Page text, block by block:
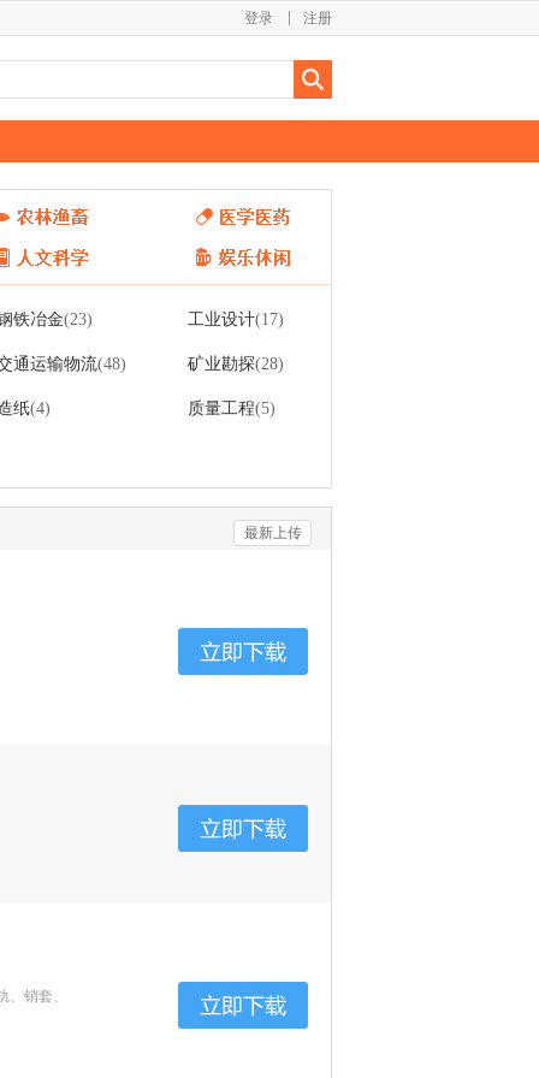
注册
登录
铁冶金(23) 工业设计(17)
通运输物流(48) 矿业勘探(28)
纸(4) 质量工程(5)
最新上传
销套、